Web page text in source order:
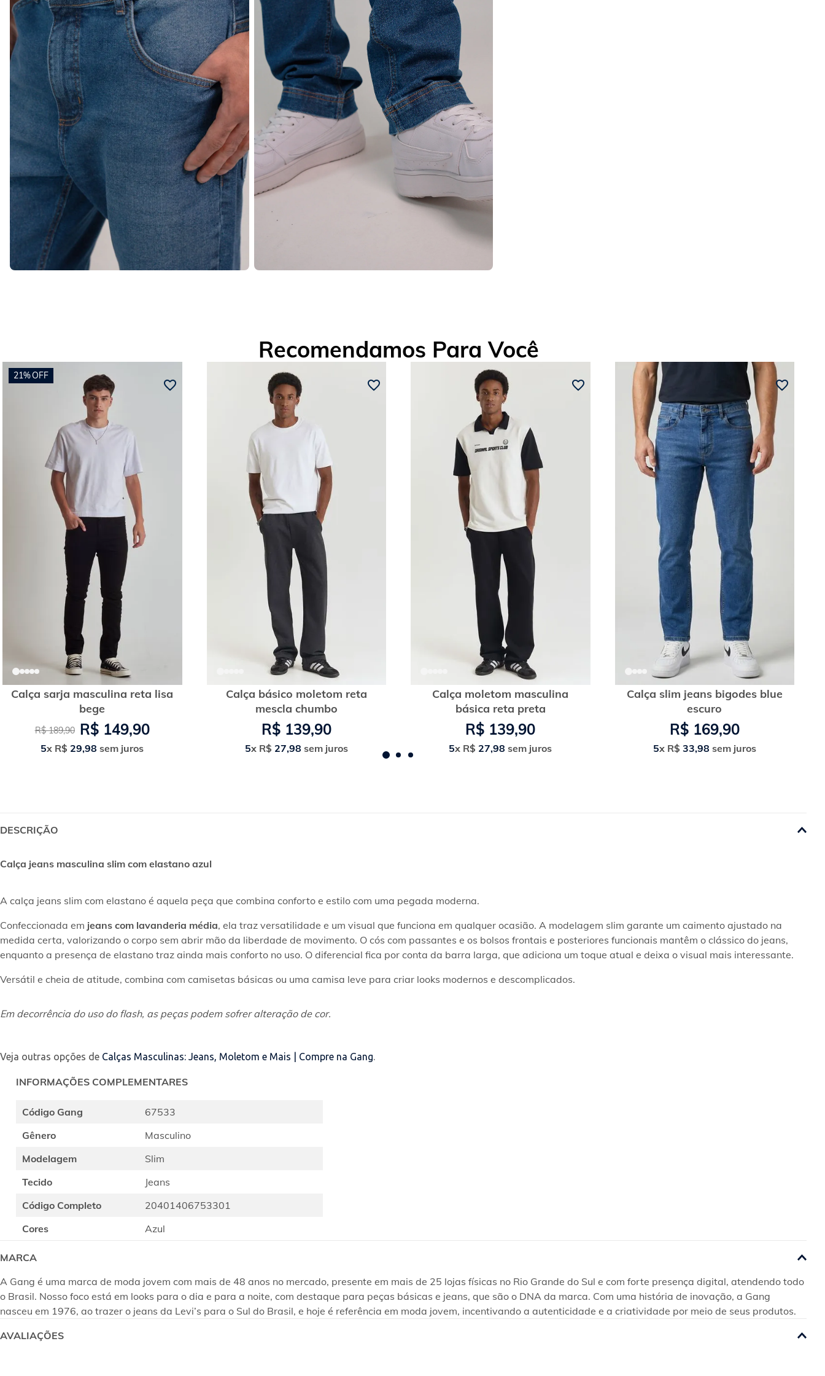
Recomendamos Para Você
21%OFF
Calça sarja masculina reta lisa
bege
R$ 189,90 R$ 149,90
5x R$ 29,98 sem juros
Calça básico moletom reta
mescla chumbo
R$ 139,90
5x R$ 27,98 sem juros
Calça moletom masculina
básica reta preta
R$ 139,90
5x R$ 27,98 sem juros
Calça slim jeans bigodes blue
escuro
R$ 169,90
5x R$ 33,98 sem juros
DESCRIÇÃO
Calça jeans masculina slim com elastano azul
A calça jeans slim com elastano é aquela peça que combina conforto e estilo com uma pegada moderna.
Confeccionada em jeans com lavanderia média, ela traz versatilidade e um visual que funciona em qualquer ocasião. A modelagem slim garante um caimento ajustado na
medida certa, valorizando o corpo sem abrir mão da liberdade de movimento. O cós com passantes e os bolsos frontais e posteriores funcionais mantêm o clássico do jeans,
enquanto a presença de elastano traz ainda mais conforto no uso. O diferencial fica por conta da barra larga, que adiciona um toque atual e deixa o visual mais interessante.
Versátil e cheia de atitude, combina com camisetas básicas ou uma camisa leve para criar looks modernos e descomplicados.
Em decorrência do uso do flash, as peças podem sofrer alteração de cor.
Veja outras opções de Calças Masculinas: Jeans, Moletom e Mais | Compre na Gang.
INFORMAÇÕES COMPLEMENTARES
Código Gang
67533
Gênero
Masculino
Modelagem
Slim
Tecido
Jeans
Código Completo
20401406753301
Cores
Azul
MARCA
A Gang é uma marca de moda jovem com mais de 48 anos no mercado, presente em mais de 25 lojas físicas no Rio Grande do Sul e com forte presença digital, atendendo todo
o Brasil. Nosso foco está em looks para o dia e para a noite, com destaque para peças básicas e jeans, que são o DNA da marca. Com uma história de inovação, a Gang
nasceu em 1976, ao trazer o jeans da Levi’s para o Sul do Brasil, e hoje é referência em moda jovem, incentivando a autenticidade e a criatividade por meio de seus produtos.
AVALIAÇÕES